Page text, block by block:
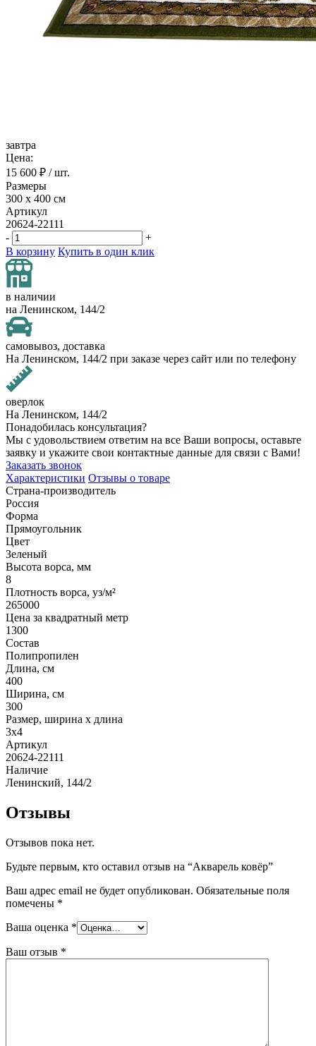
завтра
Цена:
15 600 ₽ / шт.
Размеры
300 х 400 см
Артикул
20624-22111
-
+
В корзину Купить в один клик
в наличии
на Ленинском, 144/2
самовывоз, доставка
На Ленинском, 144/2 при заказе через сайт или по телефону
оверлок
На Ленинском, 144/2
Понадобилась консультация?
Мы с удовольствием ответим на все Ваши вопросы, оставьте
заявку и укажите свои контактные данные для связи с Вами!
Заказать звонок
Характеристики Отзывы о товаре
Страна-производитель
Россия
Форма
Прямоугольник
Цвет
Зеленый
Высота ворса, мм
8
Плотность ворса, уз/м²
265000
Цена за квадратный метр
1300
Состав
Полипропилен
Длина, см
400
Ширина, см
300
Размер, ширина x длина
3x4
Артикул
20624-22111
Наличие
Ленинский, 144/2
Отзывы
Отзывов пока нет.
Будьте первым, кто оставил отзыв на “Акварель ковёр”
Ваш адрес email не будет опубликован. Обязательные поля
помечены *
Ваша оценка *
Ваш отзыв *